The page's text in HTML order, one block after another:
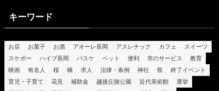
キーワード
お店 お菓子 お酒 アオーレ長岡 アスレチック カフェ
スイーツ
スケボー
ハイブ長岡 バスケ ペット 便利 市のサービス
教育
映画
有名人 桜 橋 求人 法律・条例 神社 祭
終了イベント
育児・子育て
花見 補助金 越後丘陵公園 近代美術館
選挙